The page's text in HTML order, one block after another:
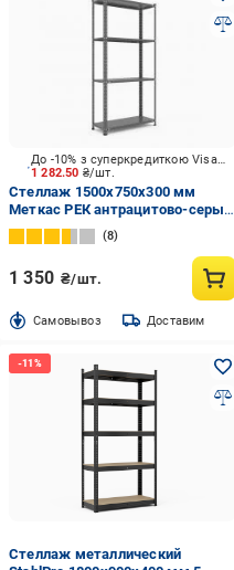
1 282.50 ₴/шт.
До -10% з суперкредиткою Visa Вигода
Стеллаж 1500x750x300 мм
Меткас РЕК антрацитово-серый
металл полки 4 шт. крашенный
8
1 350 ₴/шт.
Cамовывоз Доставим
Стеллаж металлический